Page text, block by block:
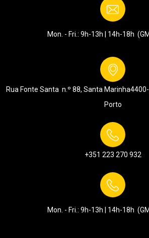
Mon. - Fri.: 9h-13h | 14h-18h
Rua Fonte Santa n.º 88, Santa Marinha
Porto
+351 223 270 932
Mon. - Fri.: 9h-13h | 14h-18h